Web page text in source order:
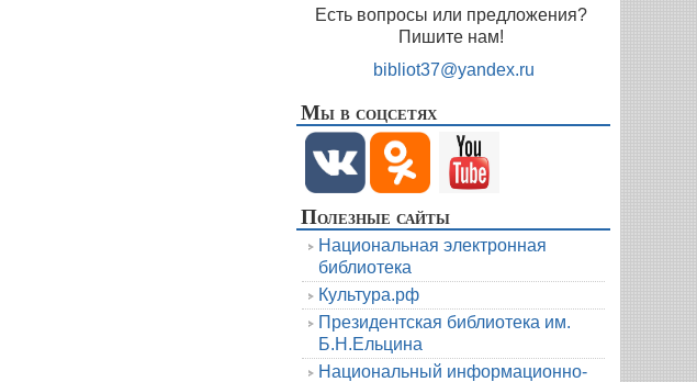
Есть вопросы или предложения?
Пишите нам!
bibliot37@yandex.ru
Мы в соцсетях
Полезные сайты
Национальная электронная
библиотека
Культура.рф
Президентская библиотека им.
Б.Н.Ельцина
Национальный информационно-